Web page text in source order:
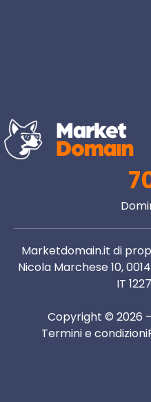
Marketdomain.it di
Nicola Marchese 10,
IT
Copyright © 2026
Termini e condizioni